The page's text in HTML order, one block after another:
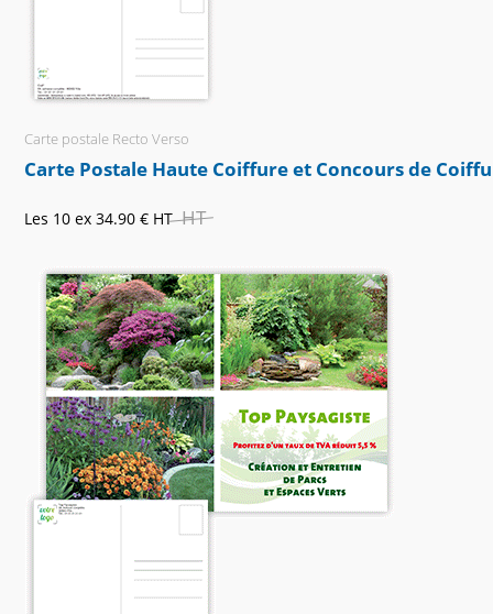
Carte postale Recto Verso
Carte Postale Haute Coiffure et Concours de
Les 10 ex 34.90 € HT HT